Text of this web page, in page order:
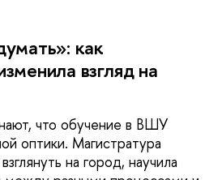
как
взгляд на
что обучение в ВШУ
оптики. Магистратура
на город, научила